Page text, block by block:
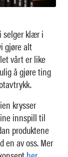
selger klær i
gjøre alt
vårt er like
å gjøre ting
krysser
innspill til
produktene
en av oss. Mer